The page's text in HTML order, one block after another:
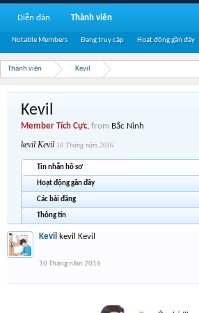
Thành viên Kevil
Kevil
Member Tích Cực, from Bắc Ninh
kevil Kevil 10 Tháng năm 2016
Tin nhắn hồ sơ
Hoạt động gần đây
Các bài đăng
Thông tin
Kevil kevil Kevil
10 Tháng năm 2016
Diễn đàn Thành viên
Notable Members Đang truy cập Hoạt động gần đây